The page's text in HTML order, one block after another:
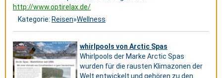
http://www.optirelax.de/
Kategorie: Reisen»Wellness
whirlpools von Arctic Spas
Whirlpools der Marke Arctic Spas
wurden für die rausten Klimazonen der
Welt entwickelt und gehören zu den